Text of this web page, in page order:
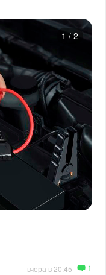
1 / 2
вчера в 20:45 1